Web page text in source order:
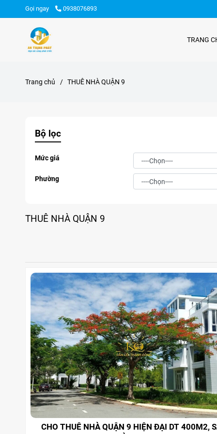
Gọi ngay 0938076893
TRANG
Trang chủ / THUÊ NHÀ QUẬN 9
Bộ lọc
Mức giá
Phường
THUÊ NHÀ QUẬN 9
CHO THUÊ NHÀ QUẬN 9 HIỆN ĐẠI DT 400M2,